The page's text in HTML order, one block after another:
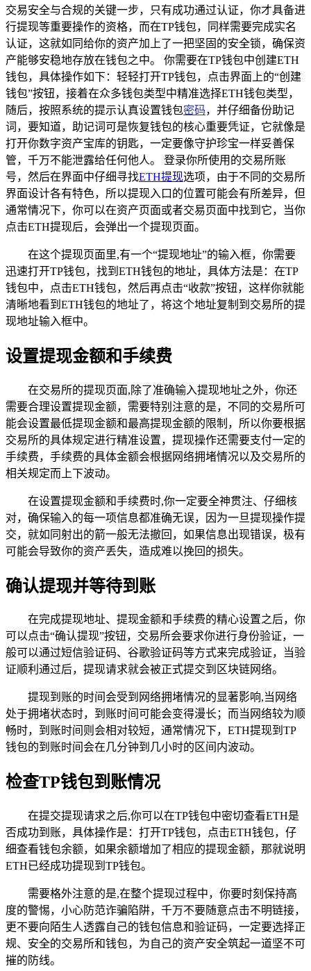
交易安全与合规的关键一步，只有成功通过认证，你才具备进
行提现等重要操作的资格，而在TP钱包，同样需要完成实名
认证，这就如同给你的资产加上了一把坚固的安全锁，确保资
产能够安稳地存放在钱包之中。 你需要在TP钱包中创建ETH
钱包，具体操作如下：轻轻打开TP钱包，点击界面上的“创建
钱包”按钮，接着在众多钱包类型中精准选择ETH钱包类型，
随后，按照系统的提示认真设置钱包密码，并仔细备份助记
词，要知道，助记词可是恢复钱包的核心重要凭证，它就像是
打开你数字资产宝库的钥匙，一定要像守护珍宝一样妥善保
管，千万不能泄露给任何他人。 登录你所使用的交易所账
号，然后在界面中仔细寻找ETH提现选项，由于不同的交易所
界面设计各有特色，所以提现入口的位置可能会有所差异，但
通常情况下，你可以在资产页面或者交易页面中找到它，当你
点击ETH提现后，会弹出一个提现页面。
在这个提现页面里,有一个“提现地址”的输入框，你需要
迅速打开TP钱包，找到ETH钱包的地址，具体方法是：在TP
钱包中，点击ETH钱包，然后再点击“收款”按钮，这样你就能
清晰地看到ETH钱包的地址了，将这个地址复制到交易所的提
现地址输入框中。
设置提现金额和手续费
在交易所的提现页面,除了准确输入提现地址之外，你还
需要合理设置提现金额，需要特别注意的是，不同的交易所可
能会设置最低提现金额和最高提现金额的限制，所以你要根据
交易所的具体规定进行精准设置，提现操作还需要支付一定的
手续费，手续费的具体金额会根据网络拥堵情况以及交易所的
相关规定而上下波动。
在设置提现金额和手续费时,你一定要全神贯注、仔细核
对，确保输入的每一项信息都准确无误，因为一旦提现操作提
交，就如同射出的箭一般无法撤回，如果信息出现错误，极有
可能会导致你的资产丢失，造成难以挽回的损失。
确认提现并等待到账
在完成提现地址、提现金额和手续费的精心设置之后，你
可以点击“确认提现”按钮，交易所会要求你进行身份验证，一
般可以通过短信验证码、谷歌验证码等方式来完成验证，当验
证顺利通过后，提现请求就会被正式提交到区块链网络。
提现到账的时间会受到网络拥堵情况的显著影响,当网络
处于拥堵状态时，到账时间可能会变得漫长；而当网络较为顺
畅时，到账时间则会相对较短，通常情况下，ETH提现到TP
钱包的到账时间会在几分钟到几小时的区间内波动。
检查TP钱包到账情况
在提交提现请求之后,你可以在TP钱包中密切查看ETH是
否成功到账，具体操作是：打开TP钱包，点击ETH钱包，仔
细查看钱包余额，如果余额增加了相应的提现金额，那就说明
ETH已经成功提现到TP钱包。
需要格外注意的是,在整个提现过程中，你要时刻保持高
度的警惕，小心防范诈骗陷阱，千万不要随意点击不明链接，
更不要向陌生人透露自己的钱包信息和验证码，一定要选择正
规、安全的交易所和钱包，为自己的资产安全筑起一道坚不可
摧的防线。